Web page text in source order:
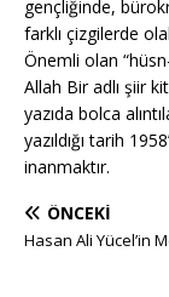
gençliğinde,
farklı çizgilerde
Önemli olan
Allah Bir adlı şiir
yazıda bolca
yazıldığı tarih
inanmaktır.
ÖNCEKI
Hasan Ali Yücel’in